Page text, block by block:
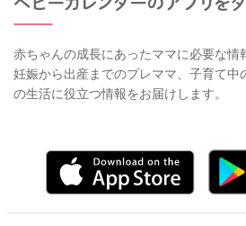
赤ちゃんの成長にあったママに必要な情
妊娠から出産までのプレママ、子育て中
の生活に役立つ情報をお届けします。